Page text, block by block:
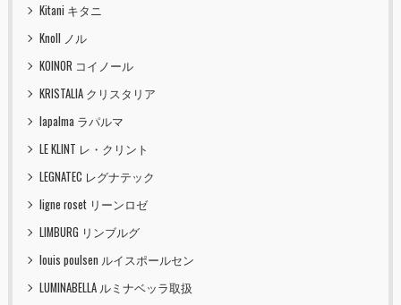
Kitani キタニ
Knoll ノル
KOINOR コイノール
KRISTALIA クリスタリア
lapalma ラパルマ
LE KLINT レ・クリント
LEGNATEC レグナテック
ligne roset リーンロゼ
LIMBURG リンブルグ
louis poulsen ルイスポールセン
LUMINABELLA ルミナベッラ取扱